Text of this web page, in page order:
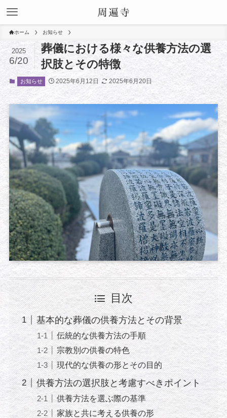
ホーム お知らせ
葬儀における様々な供養方法の選
択肢とその特徴
2025
6/20
お知らせ 2025年6月12日 2025年6月20日
目次
基本的な葬儀の供養方法とその背景
伝統的な供養方法の手順
宗教別の供養の特色
現代的な供養の形とその目的
供養方法の選択肢と考慮すべきポイント
供養方法を選ぶ際の基準
家族と共に考える供養の形